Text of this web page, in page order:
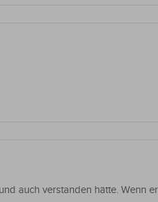
auch verstanden hätte. Wenn